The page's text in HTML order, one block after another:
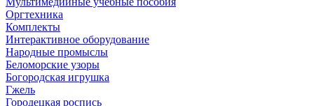
Оргтехника
Комплекты
Интерактивное оборудование
Народные промыслы
Беломорские узоры
Богородская игрушка
Гжель
Городецкая роспись